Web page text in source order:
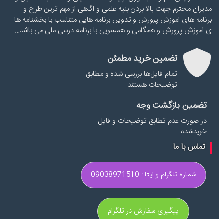
مدیران محترم جهت بالا بردن بنیه علمی و اگاهی از مهم ترین طرح و
برنامه های اموزش پرورش و تدوین برنامه هایی متناسب با بخشنامه ها
ی اموزش پرورش و همگامی و همسویی با برنامه درسی ملی می باشد…
تضمین خرید مطمئن
تمام فایل‌ها بررسی شده و مطابق
توضیحات هستند
تضمین بازگشت وجه
در صورت عدم تطابق توضیحات و فایل
خریدشده
تماس با ما
شماره تلگرام و ایتا : 09038971510
پیگیری سفارش در تلگرام